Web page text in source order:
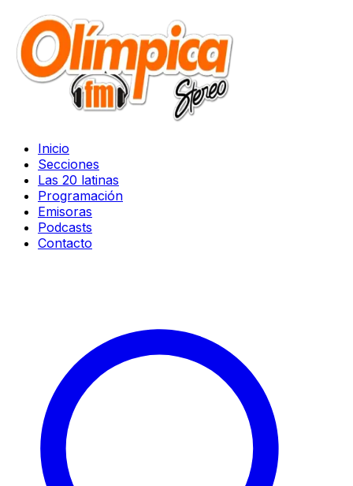
Inicio
Secciones
Las 20 latinas
Programación
Emisoras
Podcasts
Contacto